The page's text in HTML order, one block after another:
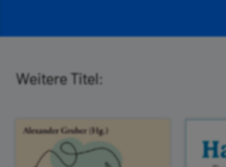
Weitere Titel: